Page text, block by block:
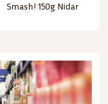
Smash! 150g Nidar